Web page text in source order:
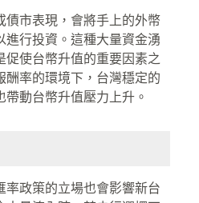
債市表現，會將手上的外幣
進行投資。這種大量資金湧
促使台幣升值的重要因素之
酬率的環境下，台灣穩定的
動台幣升值壓力上升。
率政策的立場也會影響新台